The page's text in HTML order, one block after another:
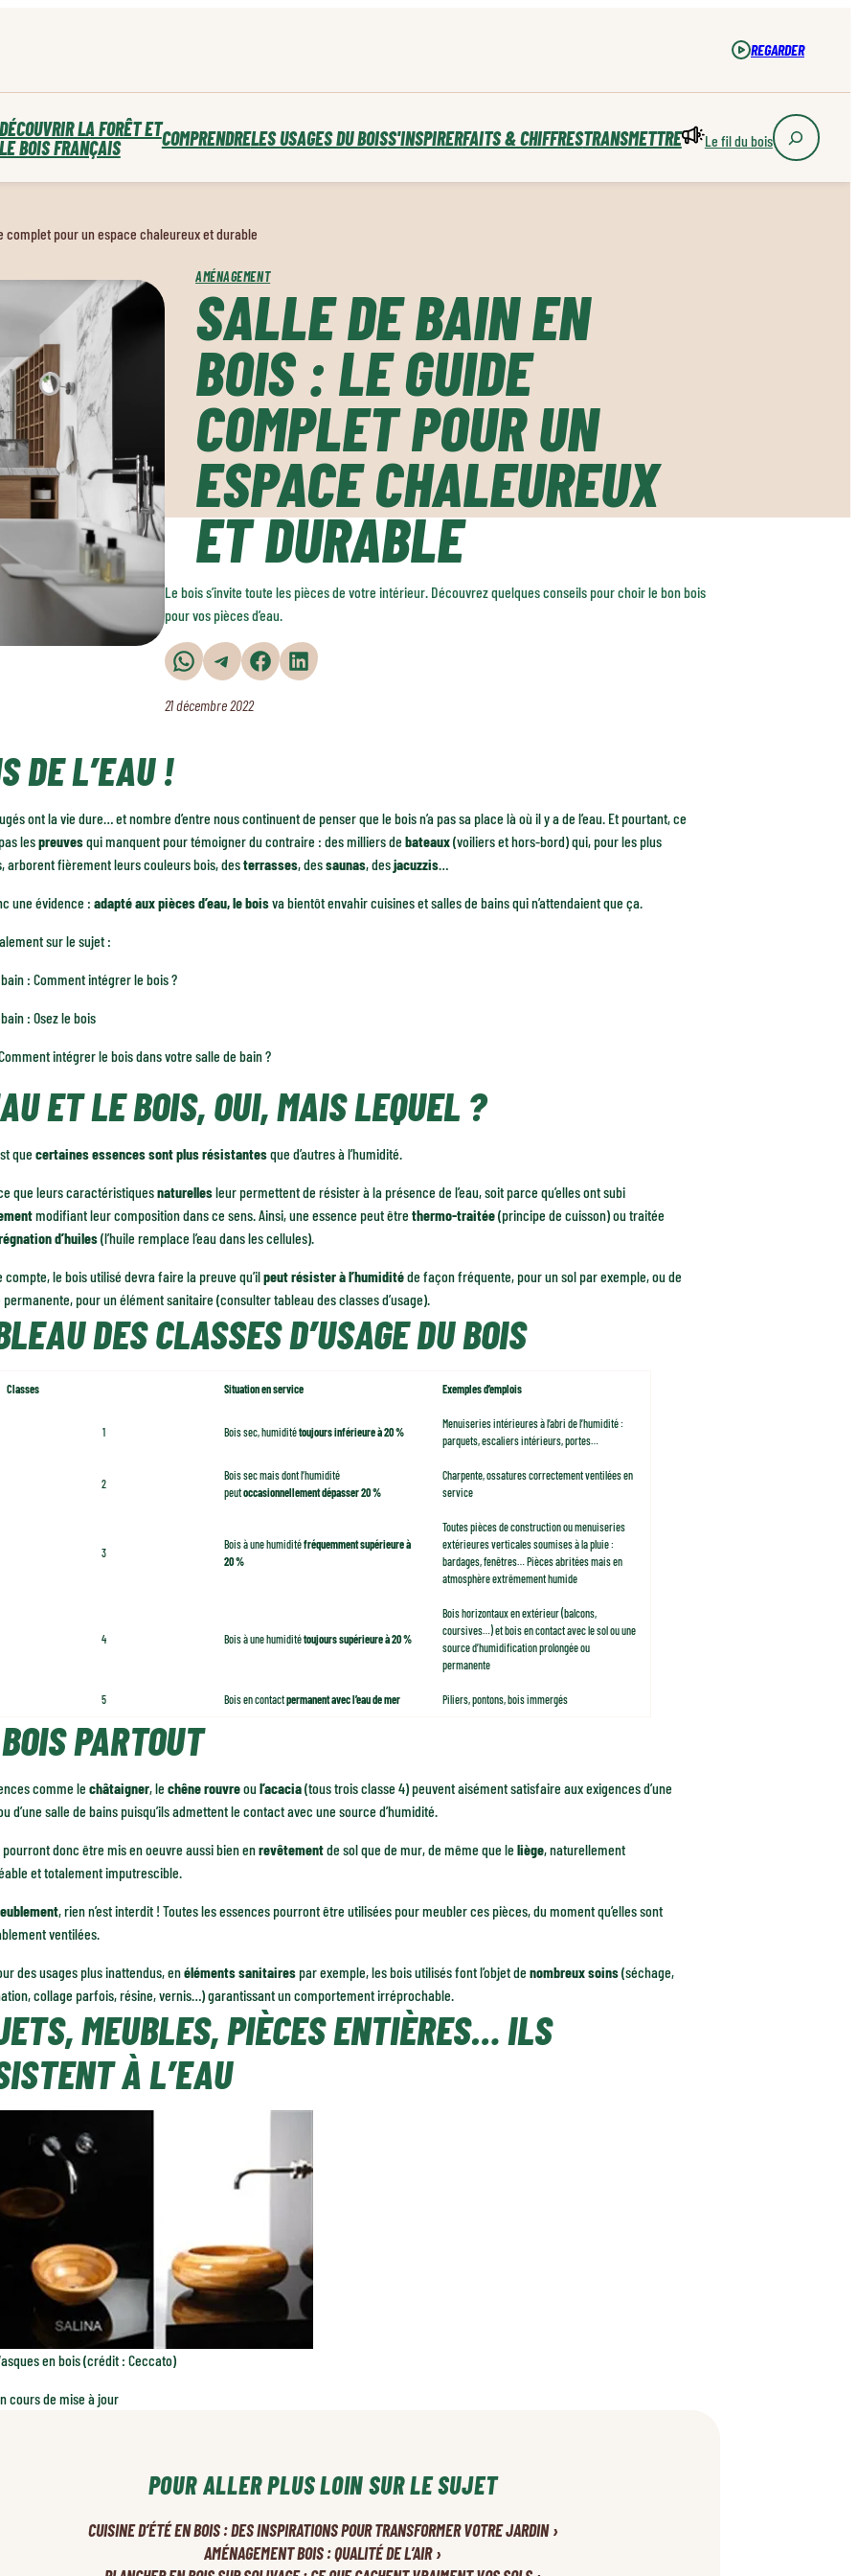
REGARDER
DÉCOUVRIR LA FORÊT ET
LE BOIS FRANÇAIS
COMPRENDRELES USAGES DU BOISS'INSPIRERFAITS & CHIFFRESTRANSMETTRE Le fil du bois
complet pour un espace chaleureux et durable
AMÉNAGEMENT
SALLE DE BAIN EN
BOIS : LE GUIDE
COMPLET POUR UN
ESPACE CHALEUREUX
ET DURABLE
Le bois s’invite toute les pièces de votre intérieur. Découvrez quelques conseils pour choir le bon bois
pour vos pièces d’eau.
Partager sur WhatsApp Partager sur Telegram Partager sur Facebook Partager sur LinkedIn
21 décembre 2022
DE L’EAU !
ont la vie dure… et nombre d’entre nous continuent de penser que le bois n’a pas sa place là où il y a de l’eau. Et pourtant, ce
lespreuvesqui manquent pour témoigner du contraire : des milliers de bateaux(voiliers et hors-bord) qui, pour les plus
arborent fièrement leurs couleurs bois, desterrasses, dessaunas, desjacuzzis…
une évidence : adapté aux pièces d’eau, le boisva bientôt envahir cuisines et salles de bains qui n’attendaient que ça.
sur le sujet :
: Comment intégrer le bois ?
: Osez le bois
intégrer le bois dans votre salle de bain ?
ET LE BOIS, OUI, MAIS LEQUEL ?
que certaines essences sont plus résistantesque d’autres à l’humidité.
que leurs caractéristiquesnaturellesleur permettent de résister à la présence de l’eau, soit parce qu’elles ont subi
modifiant leur composition dans ce sens. Ainsi, une essence peut être thermo-traitée(principe de cuisson) ou traitée
d’huiles(l’huile remplace l’eau dans les cellules).
compte, le bois utilisé devra faire la preuve qu’ilpeut résister à l’humiditéde façon fréquente, pour un sol par exemple, ou de
pour un élément sanitaire (consulter tableau des classes d’usage).
DES CLASSES D’USAGE DU BOIS
Classes Situation en service Exemples d’emplois
1 Bois sec, humiditétoujours inférieure à 20 %
Menuiseries intérieures à l’abri de l’humidité :
parquets, escaliers intérieurs, portes…
2
Bois sec mais dont l’humidité
peutoccasionnellement dépasser 20 %
Charpente, ossatures correctement ventilées en
service
3
Bois à une humiditéfréquemment supérieure à
20 %
Toutes pièces de construction ou menuiseries
extérieures verticales soumises à la pluie :
bardages, fenêtres… Pièces abritées mais en
atmosphère extrêmement humide
4 Bois à une humiditétoujours supérieure à 20 %
Bois horizontaux en extérieur (balcons,
coursives…) et bois en contact avec le sol ou une
source d’humidification prolongée ou
permanente
5 Bois en contactpermanent avec l’eau de mer Piliers, pontons, bois immergés
PARTOUT
comme le châtaigner, le chêne rouvreou l’acacia(tous trois classe 4) peuvent aisément satisfaire aux exigences d’une
d’une salle de bains puisqu’ils admettent le contact avec une source d’humidité.
pourront donc être mis en oeuvre aussi bien enrevêtementde sol que de mur, de même que le liège, naturellement
et totalement imputrescible.
, rien n’est interdit ! Toutes les essences pourront être utilisées pour meubler ces pièces, du moment qu’elles sont
ventilées.
des usages plus inattendus, enéléments sanitaires par exemple, les bois utilisés font l’objet de nombreux soins(séchage,
collage parfois, résine, vernis…) garantissant un comportement irréprochable.
MEUBLES, PIÈCES ENTIÈRES… ILS
À L’EAU
en bois (crédit : Ceccato)
cours de mise à jour
POUR ALLER PLUS LOIN SUR LE SUJET
CUISINE D’ÉTÉ EN BOIS : DES INSPIRATIONS POUR TRANSFORMER VOTRE JARDIN›
AMÉNAGEMENT BOIS : QUALITÉ DE L’AIR›